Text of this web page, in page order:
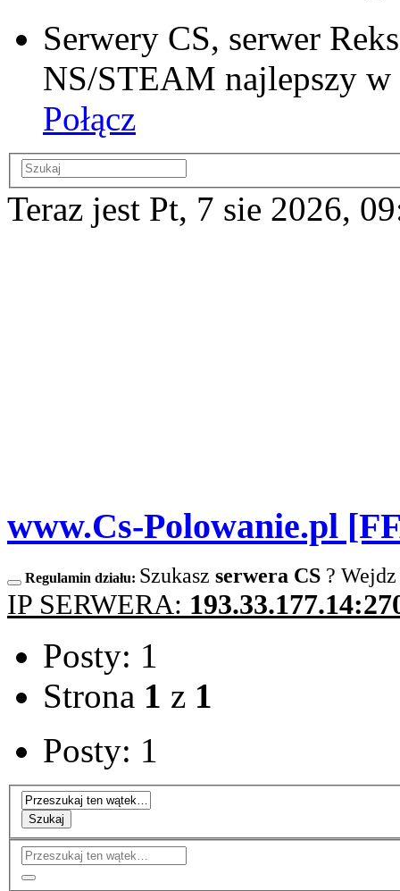
Serwery CS, serwer
NS/STEAM najlepszy
Połącz
Teraz jest Pt, 7 sie 2026,
www.Cs-Polowanie.pl
Regulamin działu: Szukasz serwera CS ?
IP SERWERA:
Posty: 1
Strona 1 z 1
Posty: 1
Szukaj